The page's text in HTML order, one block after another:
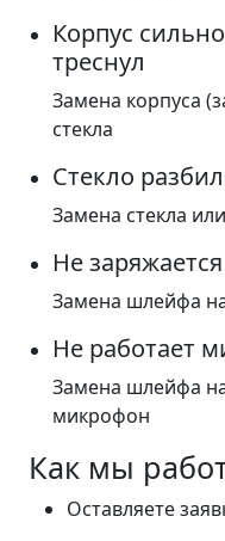
Корпус
треснул
Замена корпуса
стекла
Стекло
Замена стекла
Не
Замена шлейфа
Не работает
Замена шлейфа
микрофон
Как мы
Оставляете